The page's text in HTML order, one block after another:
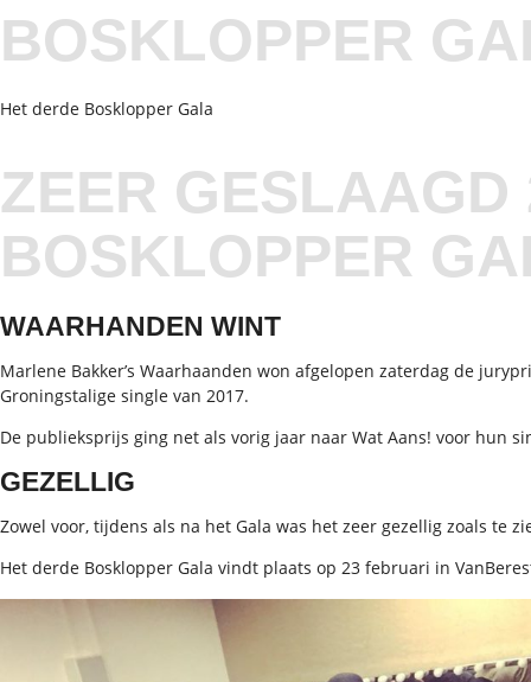
BOSKLOPPER
Het derde Bosklopper Gala
ZEER GESLAAGD
BOSKLOPPER
WAARHANDEN WINT
Marlene Bakker’s Waarhaanden won afgelopen zaterdag de
Groningstalige single van 2017.
De publieksprijs ging net als vorig jaar naar Wat Aans! voor hun
GEZELLIG
Zowel voor, tijdens als na het Gala was het zeer gezellig zoals te
Het derde Bosklopper Gala vindt plaats op 23 februari in